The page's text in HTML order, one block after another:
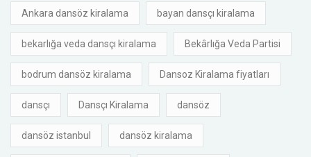
Ankara dansöz kiralama bayan dansçı kiralama
bekarlığa veda dansçı kiralama Bekârlığa Veda Partisi
bodrum dansöz kiralama Dansoz Kiralama fiyatları
dansçı Dansçı Kiralama dansöz
dansöz istanbul dansöz kiralama